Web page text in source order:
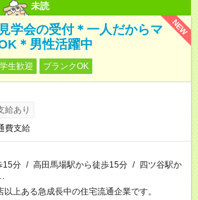
未読
NEW
学会の受付＊一人だからマ
＊男性活躍中
生歓迎 ブランクOK
給あり
費支給
15分 / 高田馬場駅から徒歩15分 / 四ツ谷駅か
上ある急成長中の住宅流通企業です。